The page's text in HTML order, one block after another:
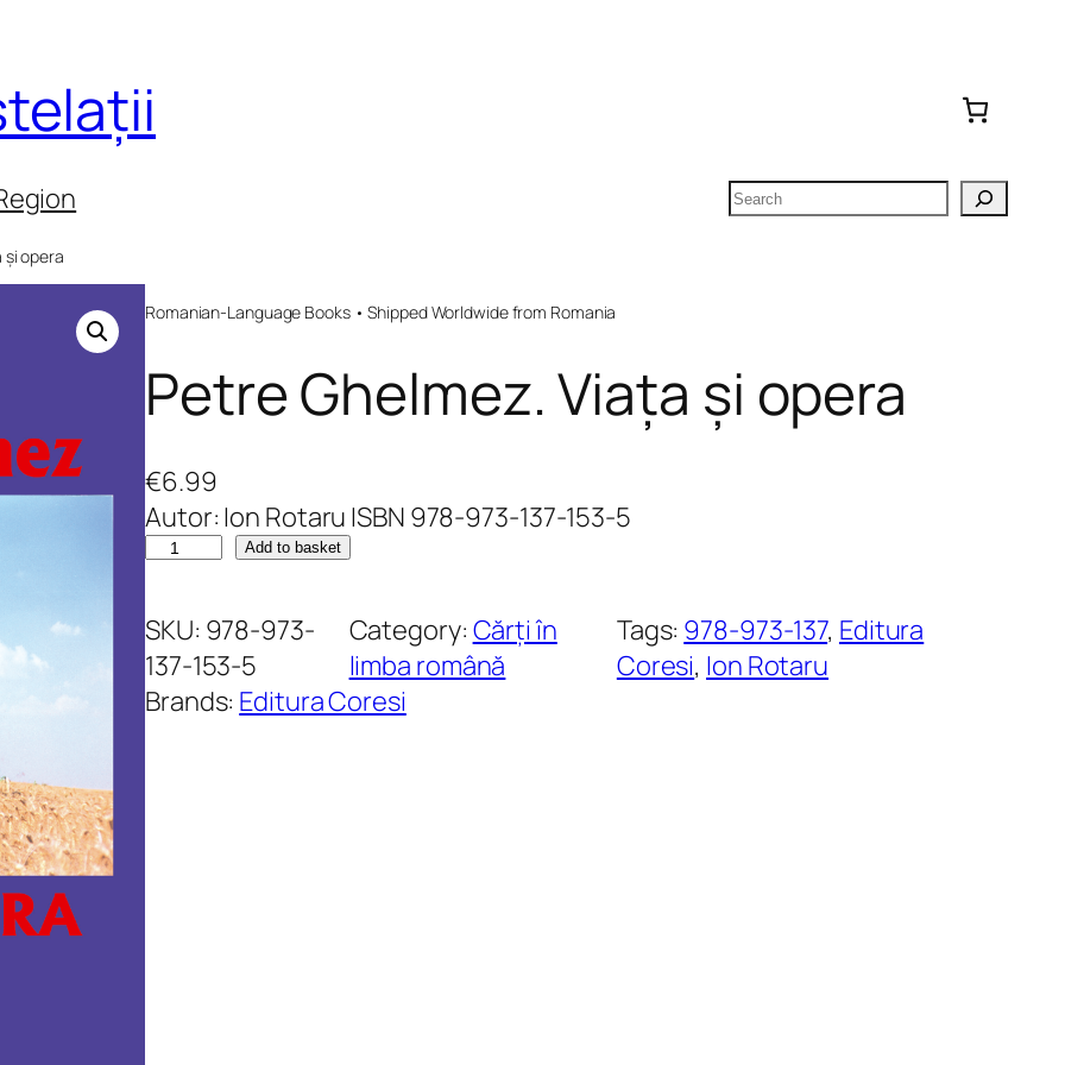
Search
și opera
Romanian-Language Books • Shipped Worldwide from Romania
Petre Ghelmez. Viața și opera
€6.99
Autor: Ion Rotaru ISBN 978-973-137-153-5
P
t
r
e
Add to basket
SKU: 978-973-
137-153-5
Category: Cărți în
limba română
Tags: 978-973-137, Editura
Coresi, Ion Rotaru
Brands: Editura Coresi